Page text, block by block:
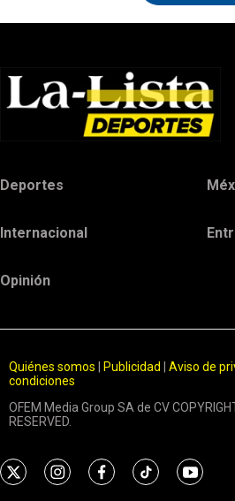
Deportes
Internacional
Opinión
Quiénes somos Publicidad Aviso de
condiciones
OFEM Media Group SA de CV
RESERVED.
t
i
f
t
y